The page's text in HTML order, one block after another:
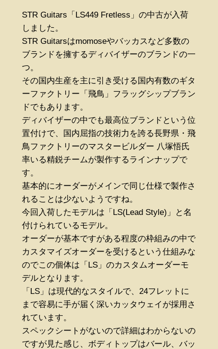
STR Guitars「LS449 Fretless」の中古が入荷
しました。
STR Guitarsはmomoseやバッカスなど多数の
ブランドを擁するディバイザーのブランドの一
つ。
その国内生産を主に引き受ける国内有数のギタ
ーファクトリー「飛鳥」フラッグシップブラン
ドでもあります。
ディバイザーの中でも最高位ブランドという位
置付けで、国内屈指の技術力を誇る長野県・飛
鳥ファクトリーのマスタービルダー 八塚悟氏
率いる精鋭チームが製作するラインナップで
す。
基本的にオーダーがメインで同じ仕様で製作さ
れることは少ないようですね。
今回入荷したモデルは「LS(Lead Style)」と名
付けられているモデル。
オーダーが基本ですがある程度の枠組みの中で
カスタマイズオーダーを受けるという仕組みな
のでこの個体は「LS」のカスタムオーダーモ
デルとなります。
「LS」は現代的なスタイルで、24フレットに
まで容易に手が届く深いカッタウェイが採用さ
れています。
スペックシートがないので詳細はわからないの
ですが見た感じ、ボディトップはバール、バッ